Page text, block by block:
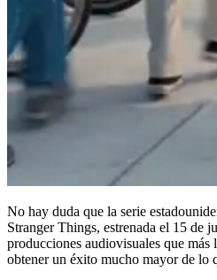
No hay duda que la serie
Stranger Things, estrenada el 15 de
producciones audiovisuales que
obtener un éxito mucho mayor de lo